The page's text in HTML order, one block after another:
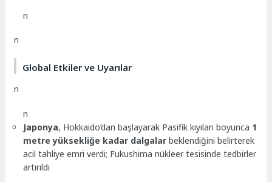
n
n
Global Etkiler ve Uyarılar
n
n
Japonya, Hokkaido’dan başlayarak Pasifik kıyıları boyunca 1
metre yüksekliğe kadar dalgalar beklendiğini belirterek
acil tahliye emri verdi; Fukushima nükleer tesisinde tedbirler
artırıldı